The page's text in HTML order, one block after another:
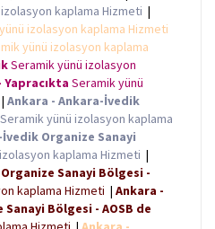
kaplama Hizmeti |
izolasyon kaplama Hizmeti
yünü izolasyon kaplama
Seramik yünü izolasyon
Yapracıkta Seramik yünü
| Ankara - Ankara-İvedik
Seramik yünü izolasyon kaplama
Organize Sanayi
kaplama Hizmeti |
Sanayi Bölgesi -
kaplama Hizmeti | Ankara -
Bölgesi - AOSB de